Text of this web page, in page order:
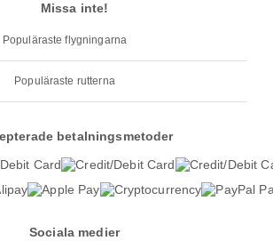
Missa inte!
Populäraste flygningarna
Populäraste rutterna
betalningsmetoder
Sociala medier